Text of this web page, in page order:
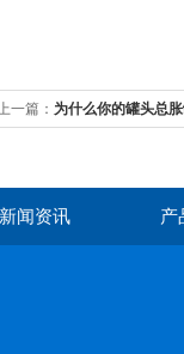
一篇： 为什么你的罐头总
新闻资讯 产